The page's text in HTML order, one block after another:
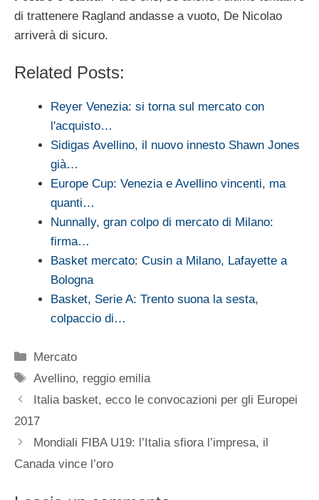
di trattenere Ragland andasse a vuoto, De Nicolao
arriverà di sicuro.
Related Posts:
Reyer Venezia: si torna sul mercato con
l'acquisto…
Sidigas Avellino, il nuovo innesto Shawn Jones
già…
Europe Cup: Venezia e Avellino vincenti, ma
quanti…
Nunnally, gran colpo di mercato di Milano:
firma…
Basket mercato: Cusin a Milano, Lafayette a
Bologna
Basket, Serie A: Trento suona la sesta,
colpaccio di…
Categorie
Mercato
Tag
Avellino, reggio emilia
Italia basket, ecco le convocazioni per gli Europei
2017
Mondiali FIBA U19: l’Italia sfiora l’impresa, il
Canada vince l’oro